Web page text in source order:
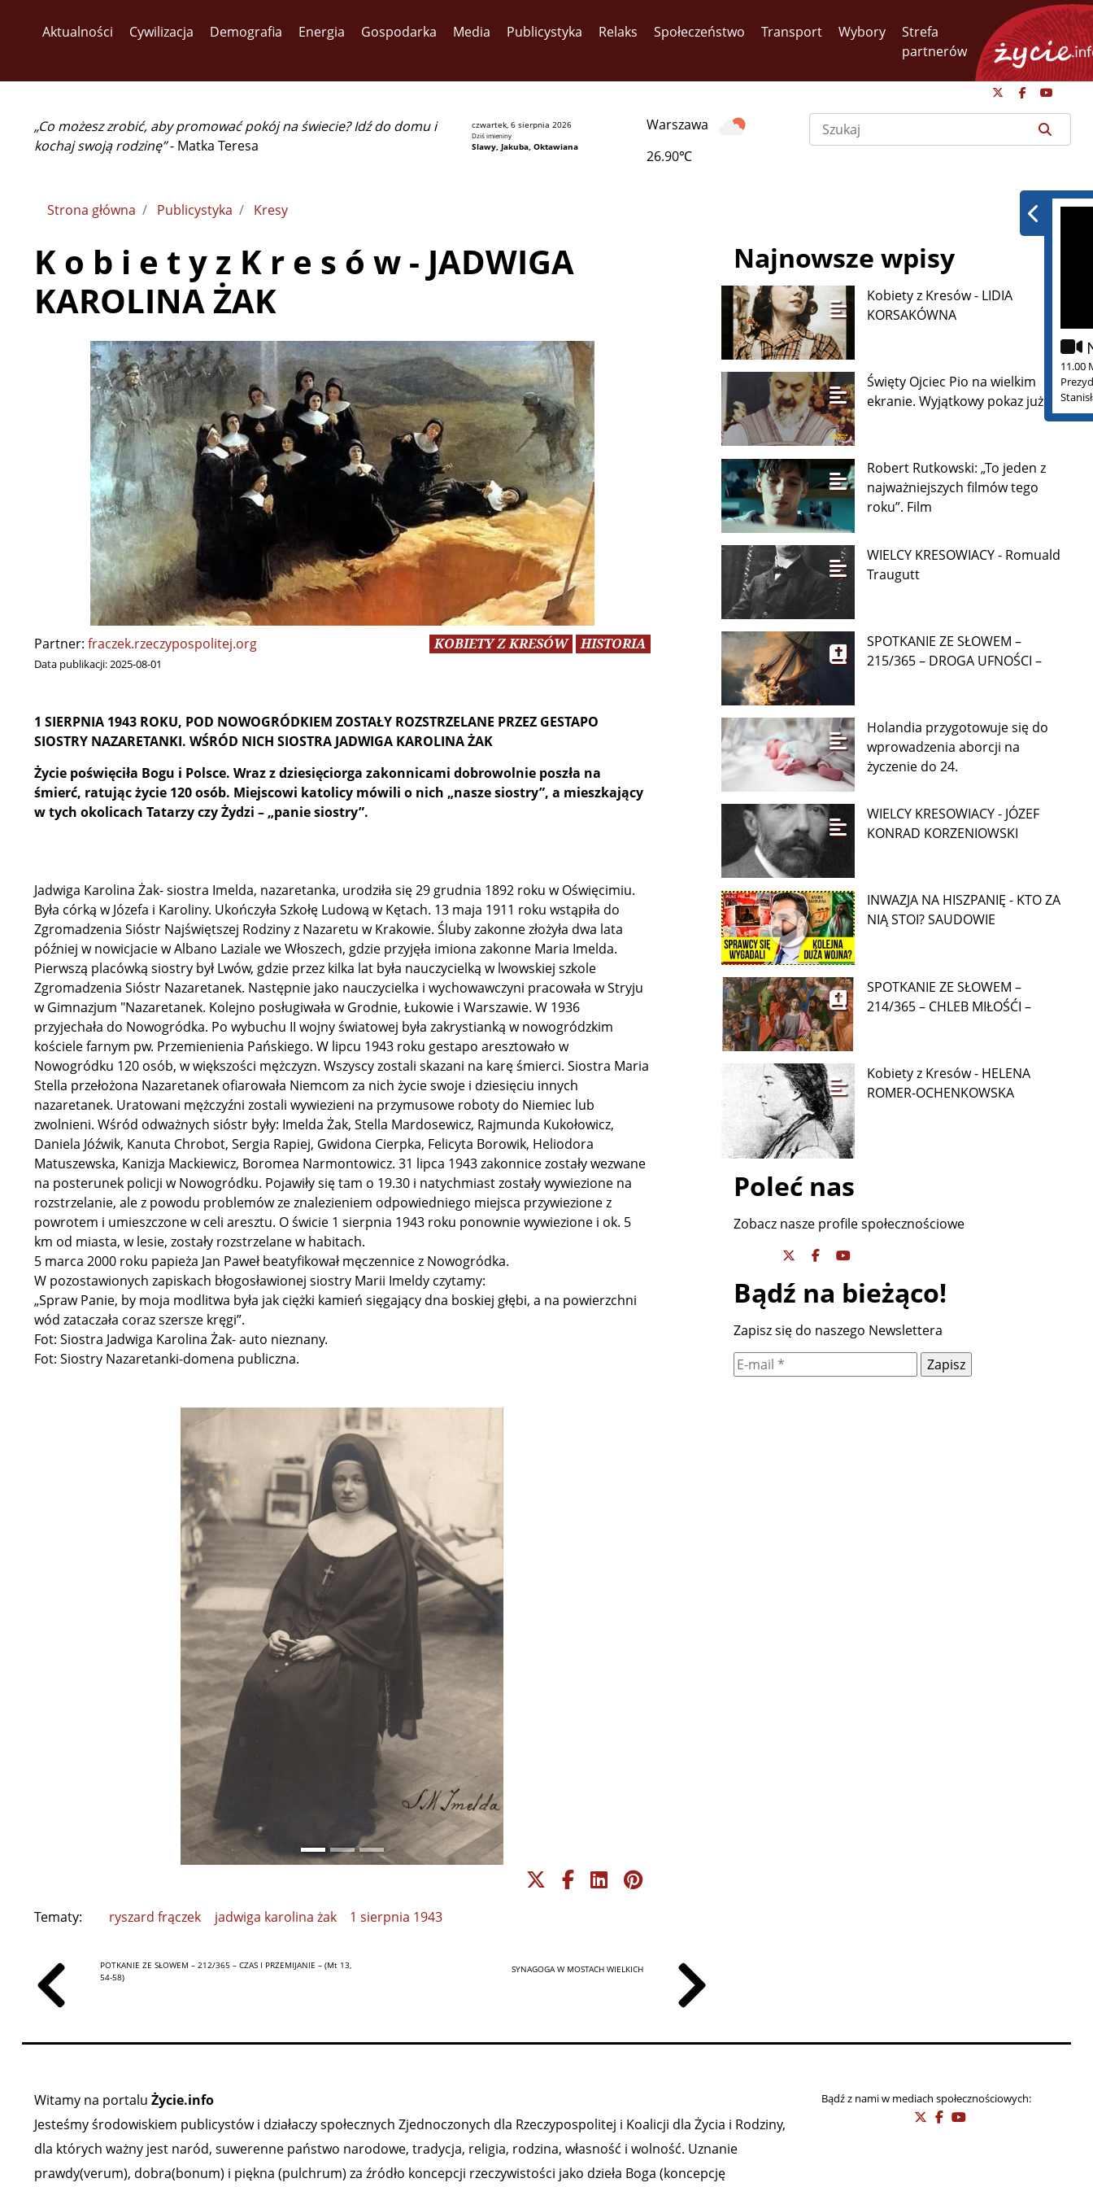
Aktualności Cywilizacja Demografia Energia Gospodarka Media Publicystyka Relaks Społeczeństwo Transport Wybory
Strefa
partnerów
„Co możesz zrobić, aby promować pokój na świecie? Idź do domu i
kochaj swoją rodzinę”- Matka Teresa
czwartek, 6 sierpnia 2026
Dziś imieniny
Slawy, Jakuba, Oktawiana
Warszawa
26.90℃
11.00
Strona główna Publicystyka Kresy
K o b i e t y z K r e s ó w - JADWIGA
KAROLINA ŻAK
Partner: fraczek.rzeczypospolitej.org
Data publikacji:2025-08-01
KOBIETY Z KRESÓW HISTORIA
1 SIERPNIA 1943 ROKU, POD NOWOGRÓDKIEM ZOSTAŁY ROZSTRZELANE PRZEZ GESTAPO
SIOSTRY NAZARETANKI. WŚRÓD NICH SIOSTRA JADWIGA KAROLINA ŻAK
Życie poświęciła Bogu i Polsce. Wraz z dziesięciorga zakonnicami dobrowolnie poszła na
śmierć, ratując życie 120 osób. Miejscowi katolicy mówili o nich „nasze siostry”, a mieszkający
w tych okolicach Tatarzy czy Żydzi – „panie siostry”.
Jadwiga Karolina Żak- siostra Imelda, nazaretanka, urodziła się 29 grudnia 1892 roku w Oświęcimiu.
Była córką w Józefa i Karoliny. Ukończyła Szkołę Ludową w Kętach. 13 maja 1911 roku wstąpiła do
Zgromadzenia Sióstr Najświętszej Rodziny z Nazaretu w Krakowie. Śluby zakonne złożyła dwa lata
później w nowicjacie w Albano Laziale we Włoszech, gdzie przyjęła imiona zakonne Maria Imelda.
Pierwszą placówką siostry był Lwów, gdzie przez kilka lat była nauczycielką w lwowskiej szkole
Zgromadzenia Sióstr Nazaretanek. Następnie jako nauczycielka i wychowawczyni pracowała w Stryju
w Gimnazjum "Nazaretanek. Kolejno posługiwała w Grodnie, Łukowie i Warszawie. W 1936
przyjechała do Nowogródka. Po wybuchu II wojny światowej była zakrystianką w nowogródzkim
kościele farnym pw. Przemienienia Pańskiego. W lipcu 1943 roku gestapo aresztowało w
Nowogródku 120 osób, w większości mężczyzn. Wszyscy zostali skazani na karę śmierci. Siostra Maria
Stella przełożona Nazaretanek ofiarowała Niemcom za nich życie swoje i dziesięciu innych
nazaretanek. Uratowani mężczyźni zostali wywiezieni na przymusowe roboty do Niemiec lub
zwolnieni. Wśród odważnych sióstr były: Imelda Żak, Stella Mardosewicz, Rajmunda Kukołowicz,
Daniela Jóźwik, Kanuta Chrobot, Sergia Rapiej, Gwidona Cierpka, Felicyta Borowik, Heliodora
Matuszewska, Kanizja Mackiewicz, Boromea Narmontowicz. 31 lipca 1943 zakonnice zostały wezwane
na posterunek policji w Nowogródku. Pojawiły się tam o 19.30 i natychmiast zostały wywiezione na
rozstrzelanie, ale z powodu problemów ze znalezieniem odpowiedniego miejsca przywiezione z
powrotem i umieszczone w celi aresztu. O świcie 1 sierpnia 1943 roku ponownie wywiezione i ok. 5
km od miasta, w lesie, zostały rozstrzelane w habitach.
5 marca 2000 roku papieża Jan Paweł beatyfikował męczennice z Nowogródka.
W pozostawionych zapiskach błogosławionej siostry Marii Imeldy czytamy:
„Spraw Panie, by moja modlitwa była jak ciężki kamień sięgający dna boskiej głębi, a na powierzchni
wód zataczała coraz szersze kręgi”.
Fot: Siostra Jadwiga Karolina Żak- auto nieznany.
Fot: Siostry Nazaretanki-domena publiczna.
Tematy: ryszard frączek jadwiga karolina żak 1 sierpnia 1943
POTKANIE ZE SŁOWEM – 212/365 – CZAS I PRZEMIJANIE – (Mt 13,
54-58)
SYNAGOGA W MOSTACH WIELKICH
Najnowsze wpisy
Kobiety z Kresów - LIDIA
KORSAKÓWNA
Święty Ojciec Pio na wielkim
ekranie. Wyjątkowy pokaz już 9
Robert Rutkowski: „To jeden z
najważniejszych filmów tego
roku”. Film
WIELCY KRESOWIACY - Romuald
Traugutt
SPOTKANIE ZE SŁOWEM –
215/365 – DROGA UFNOŚCI –
Holandia przygotowuje się do
wprowadzenia aborcji na
życzenie do 24.
WIELCY KRESOWIACY - JÓZEF
KONRAD KORZENIOWSKI
INWAZJA NA HISZPANIĘ - KTO ZA
NIĄ STOI? SAUDOWIE
SPOTKANIE ZE SŁOWEM –
214/365 – CHLEB MIŁOŚĆI –
Kobiety z Kresów - HELENA
ROMER-OCHENKOWSKA
Poleć nas
Zobacz nasze profile społecznościowe
Bądź na bieżąco!
Zapisz się do naszego Newslettera
Witamy na portalu Życie.info
Jesteśmy środowiskiem publicystów i działaczy społecznych Zjednoczonych dla Rzeczypospolitej i Koalicji dla Życia i Rodziny,
dla których ważny jest naród, suwerenne państwo narodowe, tradycja, religia, rodzina, własność i wolność. Uznanie
prawdy(verum), dobra(bonum) i piękna (pulchrum) za źródło koncepcji rzeczywistości jako dzieła Boga (koncepcję
Bądź z nami w mediach społecznościowych: